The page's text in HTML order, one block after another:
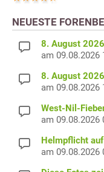
NEUESTE
8. August
am 09.08.2026
8. August
am 09.08.2026
West-Nil-
am 09.08.2026
Helmpflicht
am 09.08.2026